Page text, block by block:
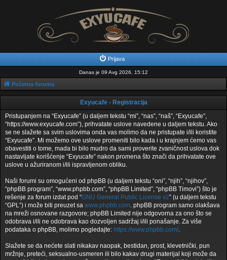
Prijava
Danas je 09 Avg 2026, 15:12
Početna foruma
Exyucafe - Registracija
Pristupanjem na “Exyucafe” (u daljem tekstu “mi”, “nas”, “naš”, “Exyucafe”,
“https://www.exyucafe.com”), prihvatate uslove navedene u daljem tekstu. Ako
se ne slažete sa svim uslovima onda vas molimo da ne pristupate i/ili koristite
“Exyucafe”. Mi možemo ove uslove promeniti bilo kada i u krajnjem ćemo vas
obavestiti o tome, mada bi bilo mudro da sami proverite zvaničnost uslova dok
nastavljate korišćenje “Exyucafe” nakon promena što znači da prihvatate ove
uslove u ažuriranom i/ili ispravljenom obliku.
Naši forumi su omogućeni od phpBB (u daljem tekstu “oni”, “njih”, “njihov”,
“phpBB program”, “www.phpbb.com”, “phpBB Limited”, “phpBB Timovi”) što je
rešenje za forum izdat pod “GNU General Public License v2” (u daljem tekstu
“GPL”) i može biti preuzet sa www.phpbb.com. phpBB program samo olakšava
na mreži osnovane razgovore; phpBB Limited nije odgovorna za ono što se
odobrava i/ili ne odobrava kao dozvoljen sadržaj i/ili ponašanje. Za više
podataka o phpBB, molimo pogledajte: https://www.phpbb.com/.
Slažete se da nećete slati nikakav naopak, bestidan, prost, klevetnički, pun
mržnje, preteći, seksualno-usmeren ili bilo kakav drugi materijal koji može da